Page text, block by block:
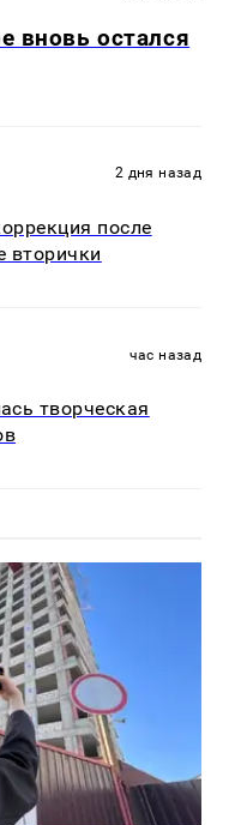
вновь остался
2 дня назад
после
вторички
час назад
творческая